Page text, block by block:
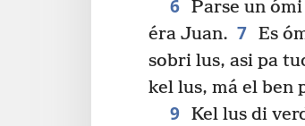
6 Parse un
éra Juan. 7 Es
sobri lus, asi pa
kel lus, má el ben
9 Kel lus di